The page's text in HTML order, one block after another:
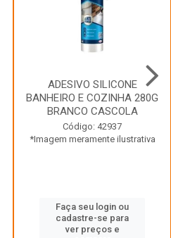
ADESIVO SILICONE
BANHEIRO E COZINHA 280G
BRANCO CASCOLA
Código: 42937
*Imagem meramente ilustrativa
Faça seu login ou
cadastre-se para
ver preços e